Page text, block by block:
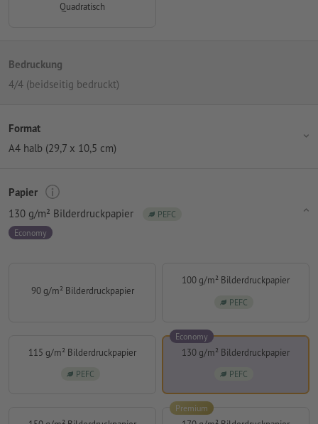
Quadratisch
Bedruckung
4/4 (beidseitig bedruckt)
Format
A4 halb (29,7 x 10,5 cm)
Papier
130 g/m² Bilderdruckpapier
PEFC
Economy
90 g/m² Bilderdruckpapier
100 g/m² Bilderdruckpapier
PEFC
115 g/m² Bilderdruckpapier
PEFC
130 g/m² Bilderdruckpapier
PEFC
Economy
Premium